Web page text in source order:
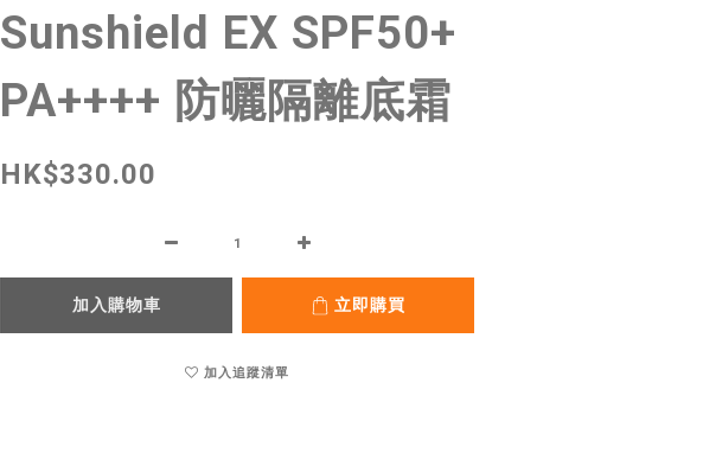
Sunshield EX SPF50+
PA++++ 防曬隔離底霜
HK$330.00
加入購物車 立即購買
加入追蹤清單